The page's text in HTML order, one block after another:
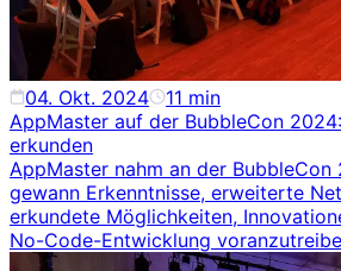
04. Okt. 2024 11 min
AppMaster auf der BubbleCon
erkunden
AppMaster nahm an der
gewann Erkenntnisse, erweiterte
erkundete Möglichkeiten,
No-Code-Entwicklung